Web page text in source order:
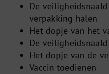
De
verpakking halen
Het dopje van het
De
Het dopje van de
Vaccin toedienen